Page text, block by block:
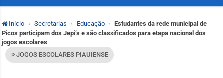
Início Secretarias Educação
Estudantes da rede municipal de
Picos participam dos Jepi’s e são classificados para etapa nacional dos
jogos escolares
JOGOS ESCOLARES PIAUIENSE